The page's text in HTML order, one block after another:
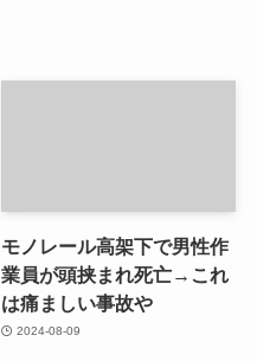
モノレール高架下で男性作
業員が頭挟まれ死亡→これ
は痛ましい事故や
2024-08-09